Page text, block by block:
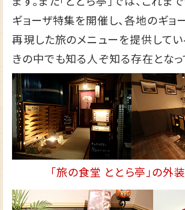
ギョーザ特集を開催し、各地のギョ
再現した旅のメニューを提供して
きの中でも知る人ぞ知る存在となっ
「旅の食堂 ととら亭」の外